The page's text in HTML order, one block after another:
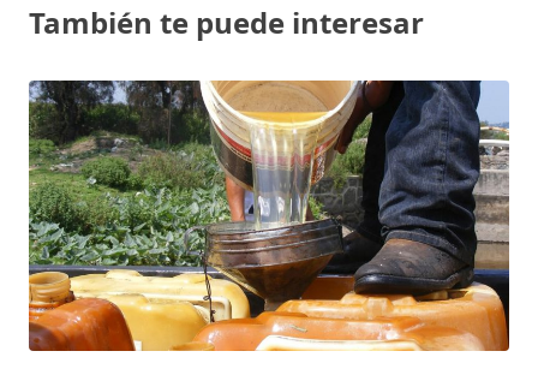
También te puede interesar